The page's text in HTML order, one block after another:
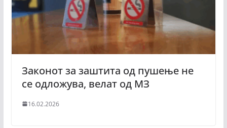
Законот за заштита од пушење не
се одложува, велат од МЗ
16.02.2026